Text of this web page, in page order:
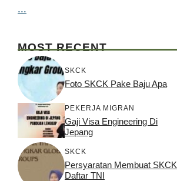
...
MOST RECENT
SKCK
Foto SKCK Pake Baju Apa
PEKERJA MIGRAN
Gaji Visa Engineering Di
Jepang
SKCK
Persyaratan Membuat SKCK
Daftar TNI